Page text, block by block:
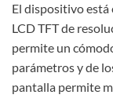
El dispositivo
LCD TFT de
permite un
parámetros y de
pantalla permite